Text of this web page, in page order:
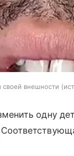
своей внешности
одну